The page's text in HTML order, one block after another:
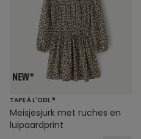
TAPE À L'OEIL ®
Meisjesjurk met ruches en
luipaardprint